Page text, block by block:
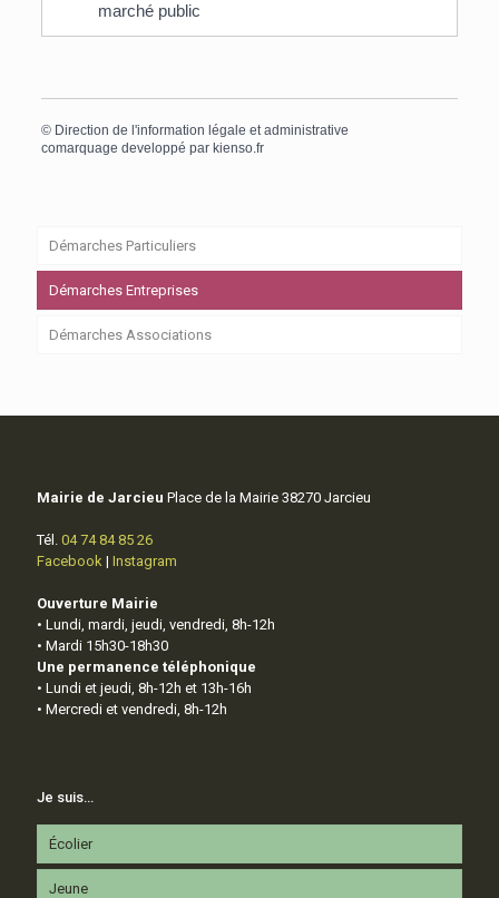
marché public
© Direction de l'information légale et administrative
comarquage developpé par kienso.fr
Démarches Particuliers
Démarches Entreprises
Démarches Associations
Mairie de Jarcieu Place de la Mairie 38270 Jarcieu
Tél. 04 74 84 85 26
Facebook | Instagram
Ouverture Mairie
• Lundi, mardi, jeudi, vendredi, 8h-12h
• Mardi 15h30-18h30
Une permanence téléphonique
• Lundi et jeudi, 8h-12h et 13h-16h
• Mercredi et vendredi, 8h-12h
Je suis…
Écolier
Jeune